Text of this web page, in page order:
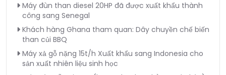
Máy đùn than diesel 20HP đã được xuất khẩu thành
công sang Senegal
Khách hàng Ghana tham quan: Dây chuyền chế biến
than củi BBQ
Máy xả gỗ nặng 15t/h Xuất khẩu sang Indonesia cho
sản xuất nhiên liệu sinh học